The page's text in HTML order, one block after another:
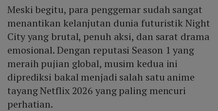
Meski begitu, para penggemar sudah sangat
menantikan kelanjutan dunia futuristik Night
City yang brutal, penuh aksi, dan sarat drama
emosional. Dengan reputasi Season 1 yang
meraih pujian global, musim kedua ini
diprediksi bakal menjadi salah satu anime
tayang Netflix 2026 yang paling mencuri
perhatian.